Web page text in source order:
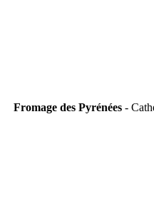
Fromage des Pyrénées-